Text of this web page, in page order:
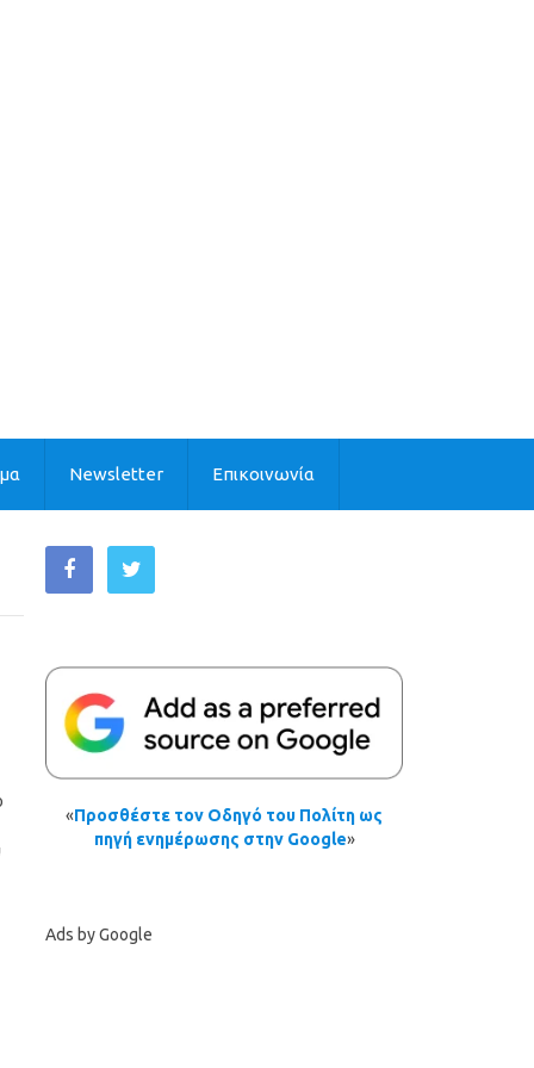
Newsletter Επικοινωνία
«Προσθέστε τον Οδηγό του Πολίτη ως
πηγή ενημέρωσης στην Google»
Ads by Google